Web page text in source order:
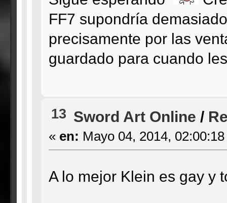
FF7 supondría
precisamente por las
guardado para cuando
13 Sword Art Online /
« en: Mayo 04, 2014,
A lo mejor Klein es gay y